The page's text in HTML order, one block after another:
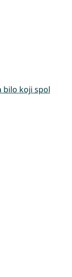
bilo koji spol